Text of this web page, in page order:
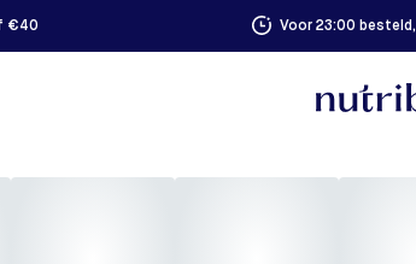
€40 Voor 23:00 besteld,